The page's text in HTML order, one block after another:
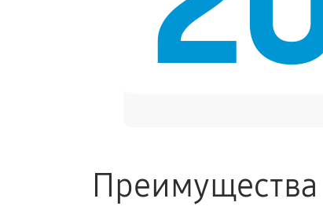
Замена Bluetooth смарт-
Преимущества